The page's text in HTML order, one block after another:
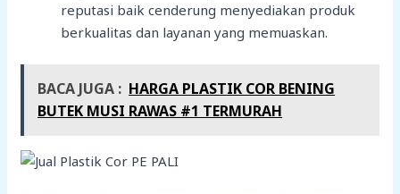
reputasi baik cenderung menyediakan produk
berkualitas dan layanan yang memuaskan.
BACA JUGA : HARGA PLASTIK COR BENING
BUTEK MUSI RAWAS #1 TERMURAH